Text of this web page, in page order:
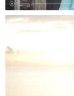
Как Сделать